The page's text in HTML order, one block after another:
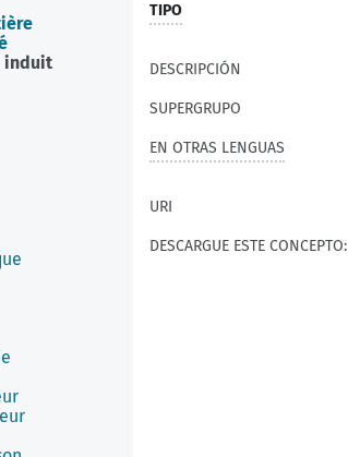
induit
TIPO
DESCRIPCIÓN
SUPERGRUPO
EN OTRAS LENGUAS
URI
DESCARGUE ESTE CONCEPTO: